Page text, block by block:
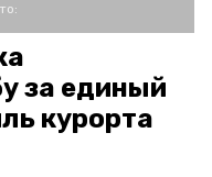
за единый
курорта